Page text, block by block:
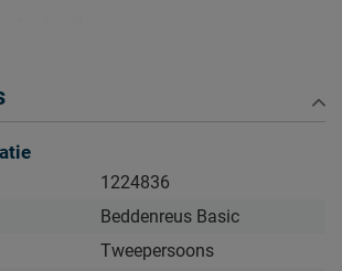
om te weten’ om alle tips & tricks te
1224836
Beddenreus Basic
Tweepersoons